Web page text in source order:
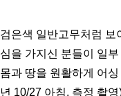
검은색 일반고무처럼 보
심을 가지신 분들이 일
몸과 땅을 원활하게 어
년 10/27 아침, 측정 촬영